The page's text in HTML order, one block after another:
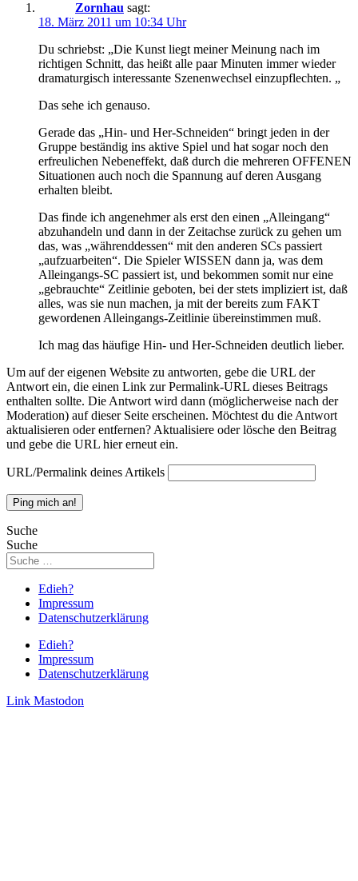
Zornhau sagt:
18. März 2011 um 10:34 Uhr
Du schriebst: „Die Kunst liegt meiner Meinung nach im
richtigen Schnitt, das heißt alle paar Minuten immer wieder
dramaturgisch interessante Szenenwechsel einzupflechten. „
Das sehe ich genauso.
Gerade das „Hin- und Her-Schneiden“ bringt jeden in der
Gruppe beständig ins aktive Spiel und hat sogar noch den
erfreulichen Nebeneffekt, daß durch die mehreren OFFENEN
Situationen auch noch die Spannung auf deren Ausgang
erhalten bleibt.
Das finde ich angenehmer als erst den einen „Alleingang“
abzuhandeln und dann in der Zeitachse zurück zu gehen um
das, was „währenddessen“ mit den anderen SCs passiert
„aufzuarbeiten“. Die Spieler WISSEN dann ja, was dem
Alleingangs-SC passiert ist, und bekommen somit nur eine
„gebrauchte“ Zeitlinie geboten, bei der stets impliziert ist, daß
alles, was sie nun machen, ja mit der bereits zum FAKT
gewordenen Alleingangs-Zeitlinie übereinstimmen muß.
Ich mag das häufige Hin- und Her-Schneiden deutlich lieber.
Um auf der eigenen Website zu antworten, gebe die URL der
Antwort ein, die einen Link zur Permalink-URL dieses Beitrags
enthalten sollte. Die Antwort wird dann (möglicherweise nach der
Moderation) auf dieser Seite erscheinen. Möchtest du die Antwort
aktualisieren oder entfernen? Aktualisiere oder lösche den Beitrag
und gebe die URL hier erneut ein.
URL/Permalink deines Artikels
Suche
Suche
Edieh?
Impressum
Datenschutzerklärung
Edieh?
Impressum
Datenschutzerklärung
Link Mastodon